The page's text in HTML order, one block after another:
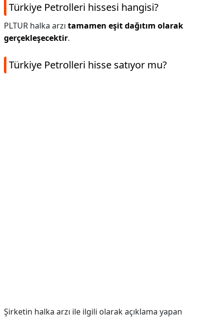
Türkiye Petrolleri hissesi hangisi?
PLTUR halka arzı tamamen eşit dağıtım olarak
gerçekleşecektir.
Türkiye Petrolleri hisse satıyor mu?
Şirketin halka arzı ile ilgili olarak açıklama yapan